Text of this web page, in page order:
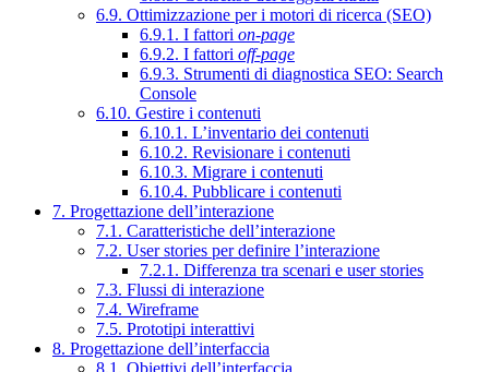
6.9. Ottimizzazione per i motori di ricerca (SEO)
6.9.1. I fattori on-page
6.9.2. I fattori off-page
6.9.3. Strumenti di diagnostica SEO: Search
Console
6.10. Gestire i contenuti
6.10.1. L’inventario dei contenuti
6.10.2. Revisionare i contenuti
6.10.3. Migrare i contenuti
6.10.4. Pubblicare i contenuti
7. Progettazione dell’interazione
7.1. Caratteristiche dell’interazione
7.2. User stories per definire l’interazione
7.2.1. Differenza tra scenari e user stories
7.3. Flussi di interazione
7.4. Wireframe
7.5. Prototipi interattivi
8. Progettazione dell’interfaccia
8.1. Obiettivi dell’interfaccia